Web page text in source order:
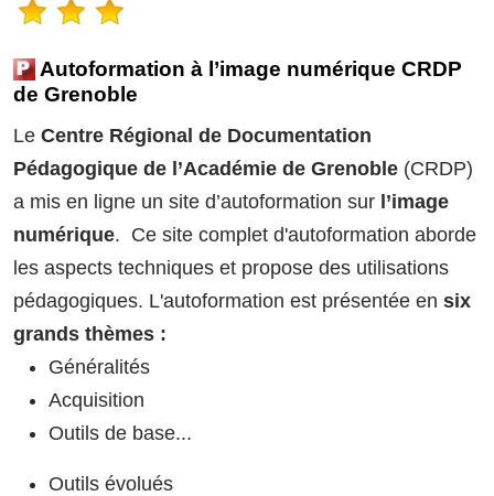
Autoformation à l’image numérique CRDP
de Grenoble
Le Centre Régional de Documentation
Pédagogique de l’Académie de Grenoble (CRDP)
a mis en ligne un site d’autoformation sur l’image
numérique. Ce site complet d'autoformation aborde
les aspects techniques et propose des utilisations
pédagogiques. L'autoformation est présentée en six
grands thèmes :
Généralités
Acquisition
Outils de base...
Outils évolués